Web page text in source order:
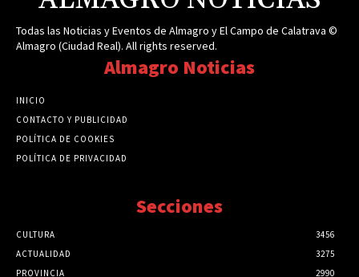
Todas las Noticias y Eventos de Almagro y El Campo de Calatrava ©
Almagro (Ciudad Real). All rights reserved.
Almagro Noticias
INICIO
CONTACTO Y PUBLICIDAD
POLÍTICA DE COOKIES
POLÍTICA DE PRIVACIDAD
Secciones
CULTURA
3456
ACTUALIDAD
3275
PROVINCIA
2990